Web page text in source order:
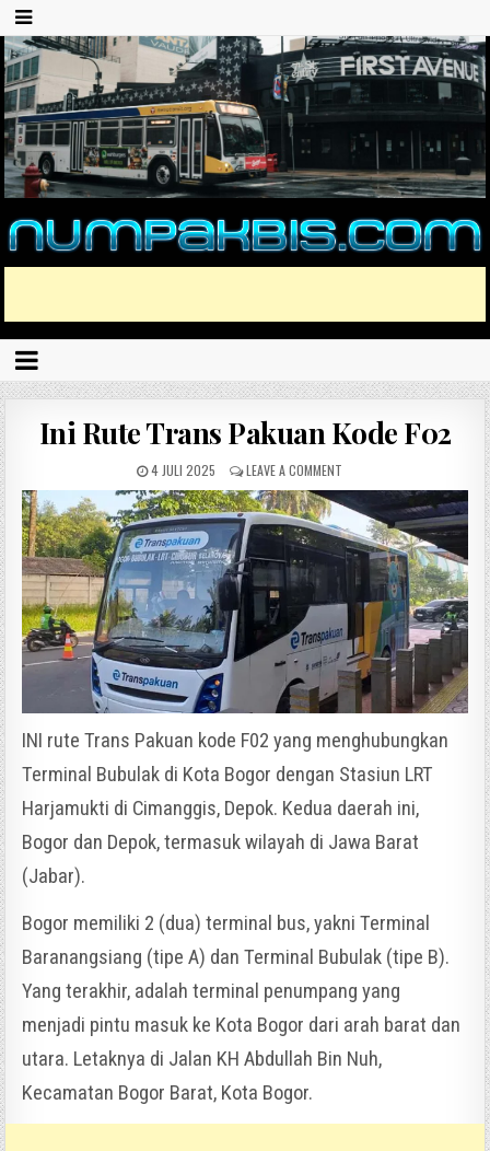
Ini Rute Trans Pakuan Kode F02
4 JULI 2025 LEAVE A COMMENT
INI rute Trans Pakuan kode F02 yang menghubungkan
Terminal Bubulak di Kota Bogor dengan Stasiun LRT
Harjamukti di Cimanggis, Depok. Kedua daerah ini,
Bogor dan Depok, termasuk wilayah di Jawa Barat
(Jabar).
Bogor memiliki 2 (dua) terminal bus, yakni Terminal
Baranangsiang (tipe A) dan Terminal Bubulak (tipe B).
Yang terakhir, adalah terminal penumpang yang
menjadi pintu masuk ke Kota Bogor dari arah barat dan
utara. Letaknya di Jalan KH Abdullah Bin Nuh,
Kecamatan Bogor Barat, Kota Bogor.